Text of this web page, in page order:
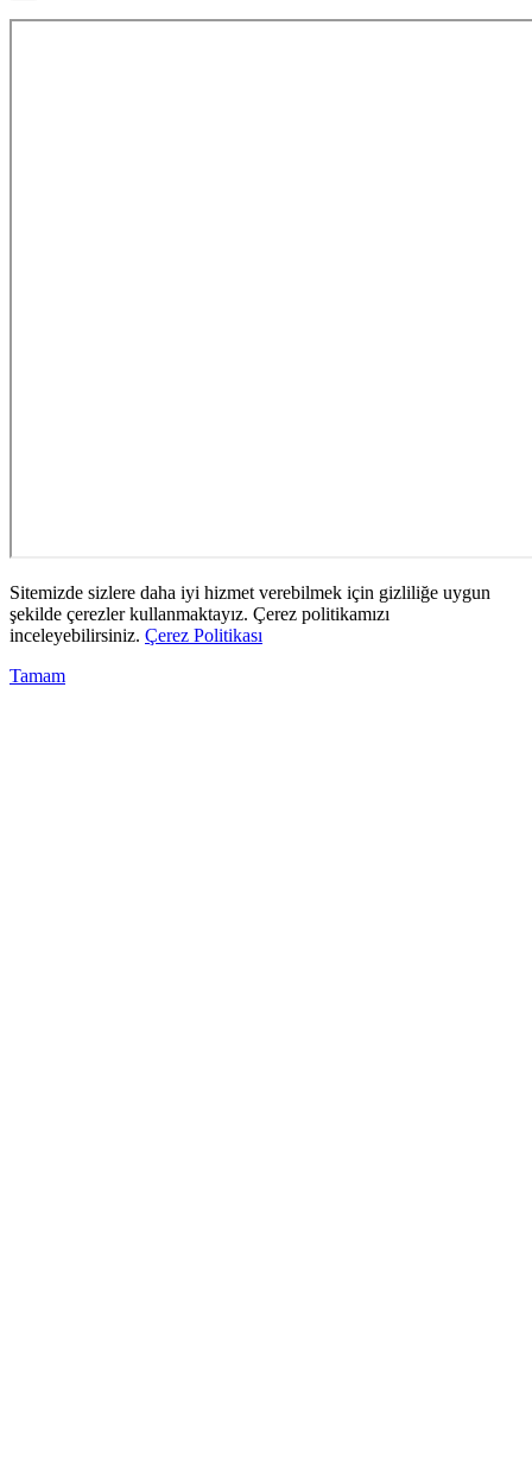
Sitemizde sizlere daha iyi hizmet verebilmek için gizliliğe uygun
şekilde çerezler kullanmaktayız. Çerez politikamızı
inceleyebilirsiniz. Çerez Politikası
Tamam